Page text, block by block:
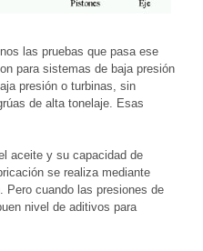
las pruebas que pasa ese
para sistemas de baja presión
presión o turbinas, sin
de alta tonelaje. Esas
aceite y su capacidad de
se realiza mediante
Pero cuando las presiones de
nivel de aditivos para